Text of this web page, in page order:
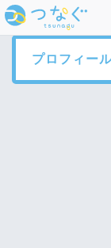
プロフィー